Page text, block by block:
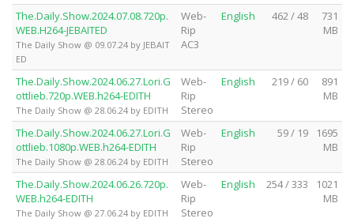
The.Daily.Show.2024.07.08.720p.
WEB.H264-JEBAITED
The Daily Show @ 09.07.24 by JEBAIT
ED
Web-
Rip
AC3
English 462 / 48
731
MB
The.Daily.Show.2024.06.27.Lori.G
ottlieb.720p.WEB.h264-EDITH
The Daily Show @ 28.06.24 by EDITH
Web-
Rip
Stereo
English 219 / 60
891
MB
The.Daily.Show.2024.06.27.Lori.G
ottlieb.1080p.WEB.h264-EDITH
The Daily Show @ 28.06.24 by EDITH
Web-
Rip
Stereo
English 59 / 19
1695
MB
The.Daily.Show.2024.06.26.720p.
WEB.h264-EDITH
The Daily Show @ 27.06.24 by EDITH
Web-
Rip
Stereo
English 254 / 333
1021
MB